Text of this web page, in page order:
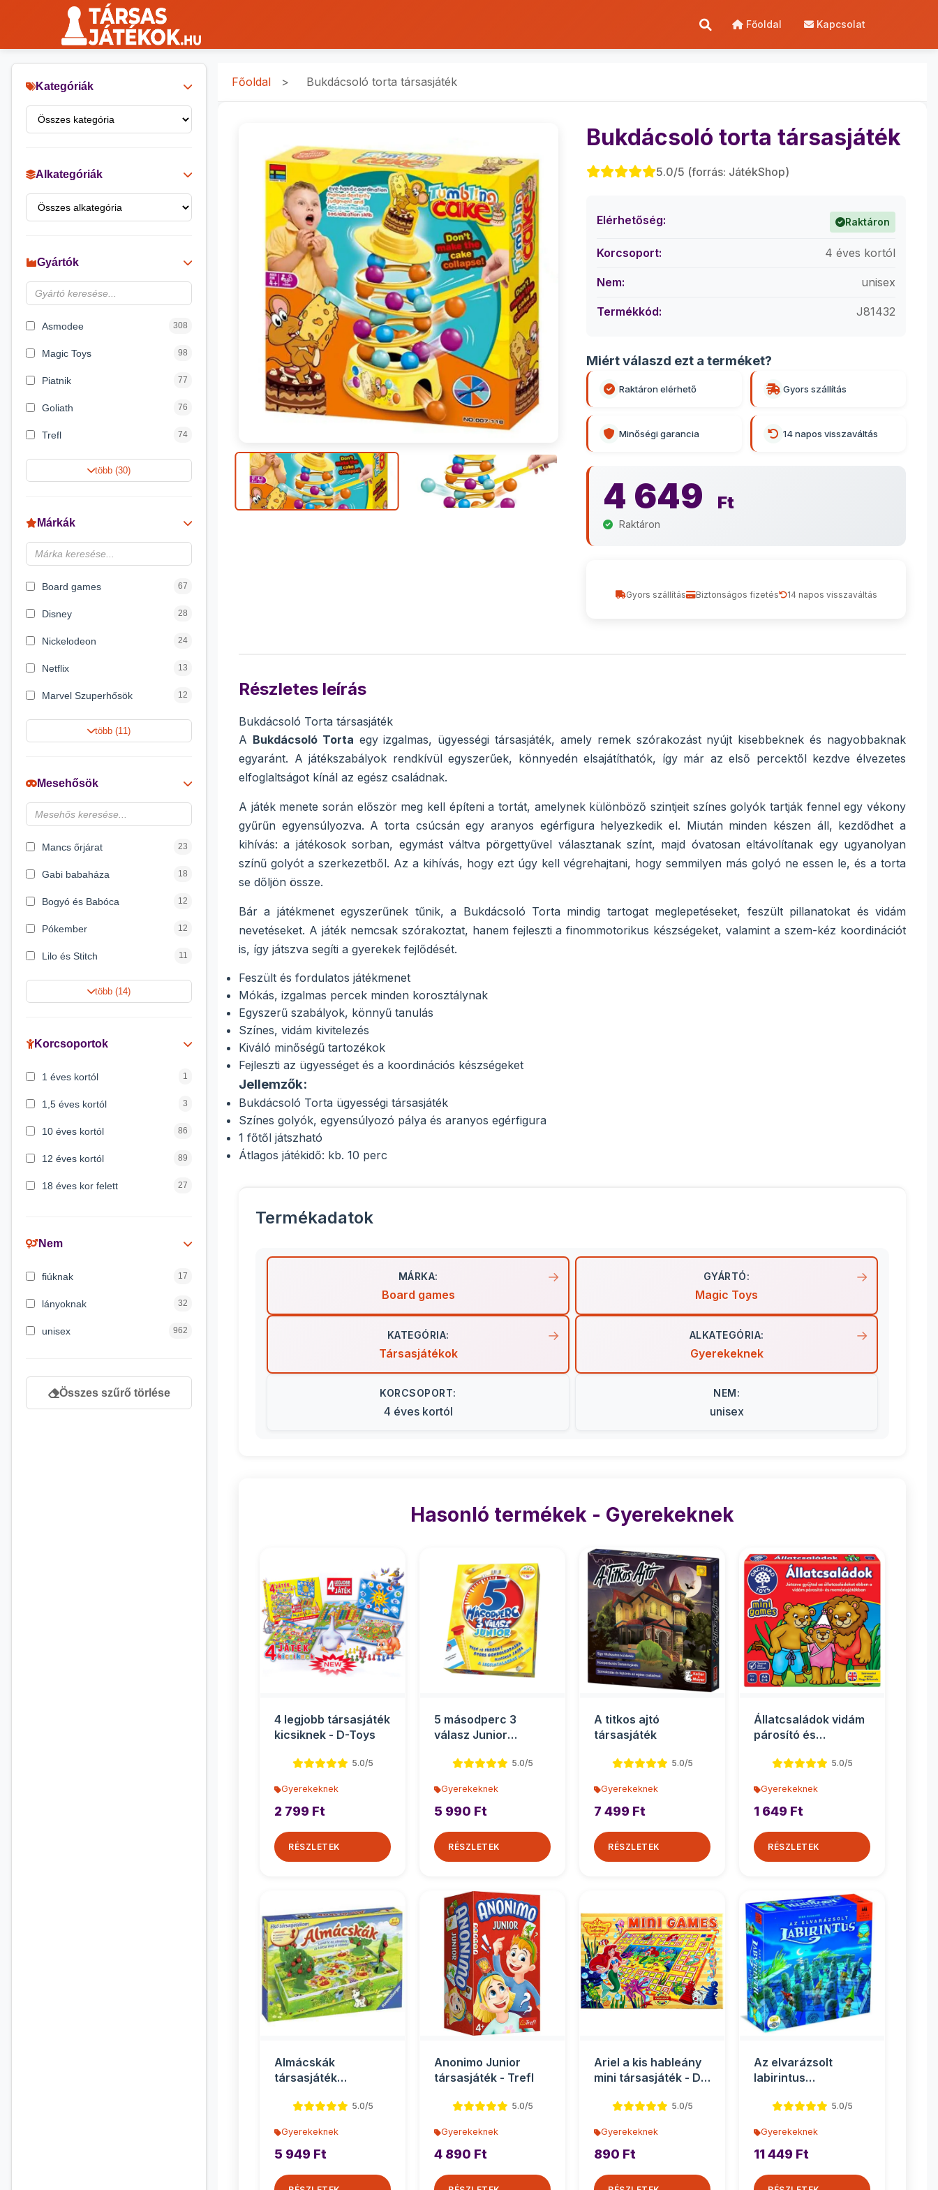
Főoldal Kapcsolat
Kategóriák
Alkategóriák
Gyártók
Asmodee 308
Magic Toys 98
Piatnik 77
Goliath 76
Trefl 74
Keller&Mayer 60
Spin Master
Delta Vision 28
több (30)
Márkák
Board games 67
Disney 28
Nickelodeon 24
Netflix 13
Marvel Szuperhősök 12
Rubik bűvös kocka 10
Noris
Disney hercegnők 6
több (11)
Mesehősök
Mancs őrjárat 23
Gabi babaháza 18
Bogyó és Babóca 12
Pókember 12
Lilo és Stitch 11
Jégvarázs 9
Peppa malac
több (14)
Korcsoportok
1 éves kortól 1
1,5 éves kortól 3
10 éves kortól 86
12 éves kortól 89
18 éves kor felett 27
3 éves kortól 200
7 éves kortól 53
Nem
fiúknak 17
lányoknak 32
unisex 962
Összes szűrő törlése
Főoldal > Bukdácsoló torta társasjáték
Bukdácsoló torta társasjáték
5.0/5 (forrás: JátékShop)
Elérhetőség: Raktáron
Korcsoport: 4 éves kortól
Nem: unisex
Termékkód: J81432
Miért válaszd ezt a terméket?
Raktáron elérhető Gyors szállítás
Minőségi garancia 14 napos visszaváltás
4 649 Ft
Raktáron
Gyors szállítás Biztonságos fizetés 14 napos visszaváltás
Részletes leírás
Bukdácsoló Torta társasjáték
A Bukdácsoló Torta egy izgalmas, ügyességi társasjáték, amely remek szórakozást nyújt kisebbeknek és nagyobbaknak
egyaránt. A játékszabályok rendkívül egyszerűek, könnyedén elsajátíthatók, így már az első percektől kezdve élvezetes
elfoglaltságot kínál az egész családnak.
A játék menete során először meg kell építeni a tortát, amelynek különböző szintjeit színes golyók tartják fennel egy vékony
gyűrűn egyensúlyozva. A torta csúcsán egy aranyos egérfigura helyezkedik el. Miután minden készen áll, kezdődhet a
kihívás: a játékosok sorban, egymást váltva pörgettyűvel választanak színt, majd óvatosan eltávolítanak egy ugyanolyan
színű golyót a szerkezetből. Az a kihívás, hogy ezt úgy kell végrehajtani, hogy semmilyen más golyó ne essen le, és a torta
se dőljön össze.
Bár a játékmenet egyszerűnek tűnik, a Bukdácsoló Torta mindig tartogat meglepetéseket, feszült pillanatokat és vidám
nevetéseket. A játék nemcsak szórakoztat, hanem fejleszti a finommotorikus készségeket, valamint a szem-kéz koordinációt
is, így játszva segíti a gyerekek fejlődését.
Feszült és fordulatos játékmenet
Mókás, izgalmas percek minden korosztálynak
Egyszerű szabályok, könnyű tanulás
Színes, vidám kivitelezés
Kiváló minőségű tartozékok
Fejleszti az ügyességet és a koordinációs készségeket
Jellemzők:
Bukdácsoló Torta ügyességi társasjáték
Színes golyók, egyensúlyozó pálya és aranyos egérfigura
1 főtől játszható
Átlagos játékidő: kb. 10 perc
Termékadatok
MÁRKA:
Board games
GYÁRTÓ:
Magic Toys
KATEGÓRIA:
Társasjátékok
ALKATEGÓRIA:
Gyerekeknek
KORCSOPORT:
4 éves kortól
NEM:
unisex
Hasonló termékek - Gyerekeknek
4 legjobb társasjáték
kicsiknek - D-Toys
5.0/5
Gyerekeknek
2 799 Ft
RÉSZLETEK
5 másodperc 3
válasz Junior
5.0/5
Gyerekeknek
5 990 Ft
RÉSZLETEK
A titkos ajtó
társasjáték
5.0/5
Gyerekeknek
7 499 Ft
RÉSZLETEK
Állatcsaládok vidám
párosító és
5.0/5
Gyerekeknek
1 649 Ft
RÉSZLETEK
Almácskák
társasjáték
Ravensburger 5.0/5
Gyerekeknek
5 949 Ft
Anonimo Junior
társasjáték - Trefl
5.0/5
Gyerekeknek
4 890 Ft
Ariel a kis hableány
mini társasjáték - D-
5.0/5
Gyerekeknek
890 Ft
Az elvarázsolt
labirintus
5.0/5
Gyerekeknek
11 449 Ft